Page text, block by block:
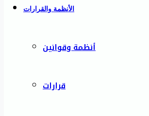
الأنظمة والقرارات
أنظمة وقوانين
قرارات